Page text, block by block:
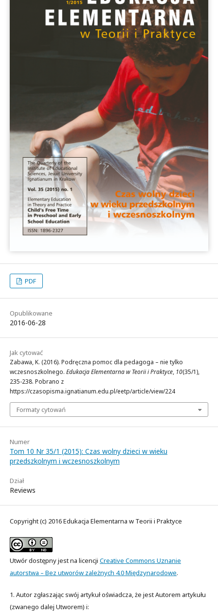
PDF
Opublikowane
2016-06-28
Jak cytować
Zabawa, K. (2016). Podręczna pomoc dla pedagoga – nie tylko
wczesnoszkolnego. Edukacja Elementarna w Teorii i Praktyce, 10(35/1),
235-238. Pobrano z
https://czasopisma.ignatianum.edu.pl/eetp/article/view/224
Formaty cytowań
Numer
Tom 10 Nr 35/1 (2015): Czas wolny dzieci w wieku
przedszkolnym i wczesnoszkolnym
Dział
Reviews
Copyright (c) 2016 Edukacja Elementarna w Teorii i Praktyce
Utwór dostępny jest na licencji Creative Commons Uznanie
autorstwa – Bez utworów zależnych 4.0 Międzynarodowe.
1. Autor zgłaszając swój artykuł oświadcza, że jest Autorem artykułu
(zwanego dalej Utworem) i: